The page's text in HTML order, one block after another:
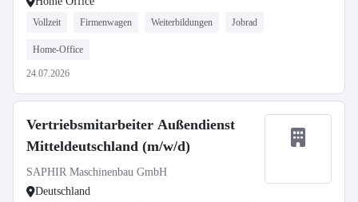
Vollzeit Firmenwagen Weiterbildungen Jobrad
Home-Office
24.07.2026
Vertriebsmitarbeiter Außendienst
Mitteldeutschland (m/w/d)
SAPHIR Maschinenbau GmbH
Deutschland